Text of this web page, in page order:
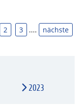
2 3 .... nächste
2023